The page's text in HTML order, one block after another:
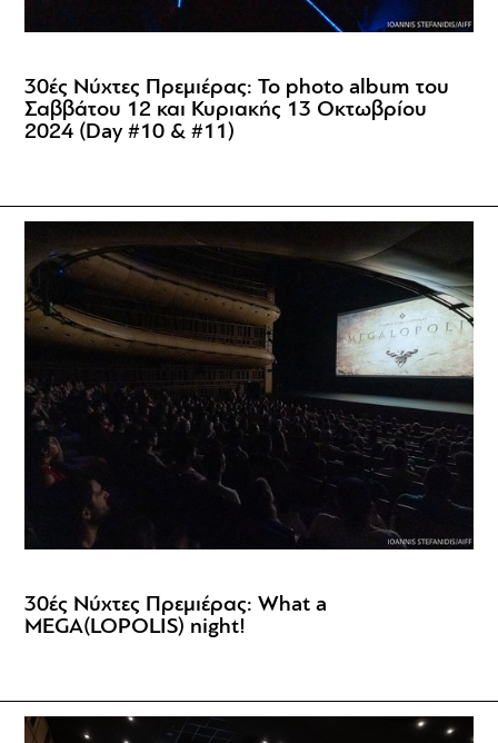
30ές Νύχτες Πρεμιέρας: Το photo album του
Σαββάτου 12 και Κυριακής 13 Οκτωβρίου
2024 (Day #10 & #11)
30ές Νύχτες Πρεμιέρας: What a
MEGA(LOPOLIS) night!